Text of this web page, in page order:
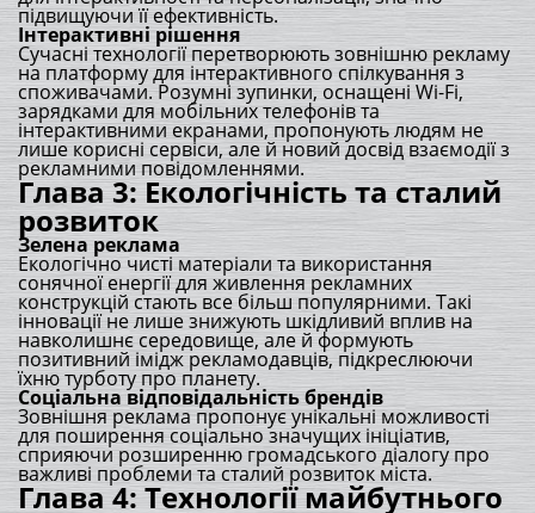
підвищуючи її ефективність.
Інтерактивні рішення
Сучасні технології перетворюють зовнішню рекламу
на платформу для інтерактивного спілкування з
споживачами. Розумні зупинки, оснащені Wi-Fi,
зарядками для мобільних телефонів та
інтерактивними екранами, пропонують людям не
лише корисні сервіси, але й новий досвід взаємодії з
рекламними повідомленнями.
Глава 3: Екологічність та сталий
розвиток
Зелена реклама
Екологічно чисті матеріали та використання
сонячної енергії для живлення рекламних
конструкцій стають все більш популярними. Такі
інновації не лише знижують шкідливий вплив на
навколишнє середовище, але й формують
позитивний імідж рекламодавців, підкреслюючи
їхню турботу про планету.
Соціальна відповідальність брендів
Зовнішня реклама пропонує унікальні можливості
для поширення соціально значущих ініціатив,
сприяючи розширенню громадського діалогу про
важливі проблеми та сталий розвиток міста.
Глава 4: Технології майбутнього